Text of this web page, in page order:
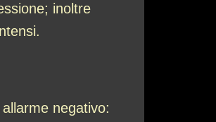
inoltre
negativo: